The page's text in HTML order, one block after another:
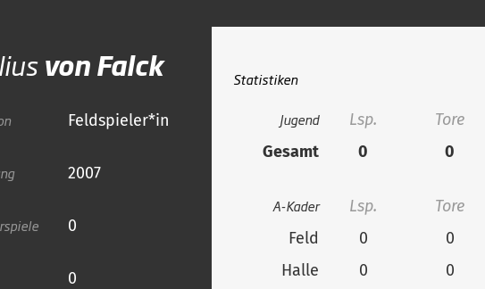
von Falck
Feldspieler*in
2007
0
0
Statistiken
Jugend Lsp. Tore
Gesamt
0 0
A-Kader Lsp. Tore
Feld
0 0
Halle
0 0